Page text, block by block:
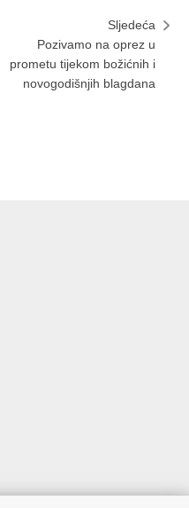
Sljedeća
Pozivamo na oprez u
prometu tijekom božićnih i
novogodišnjih blagdana